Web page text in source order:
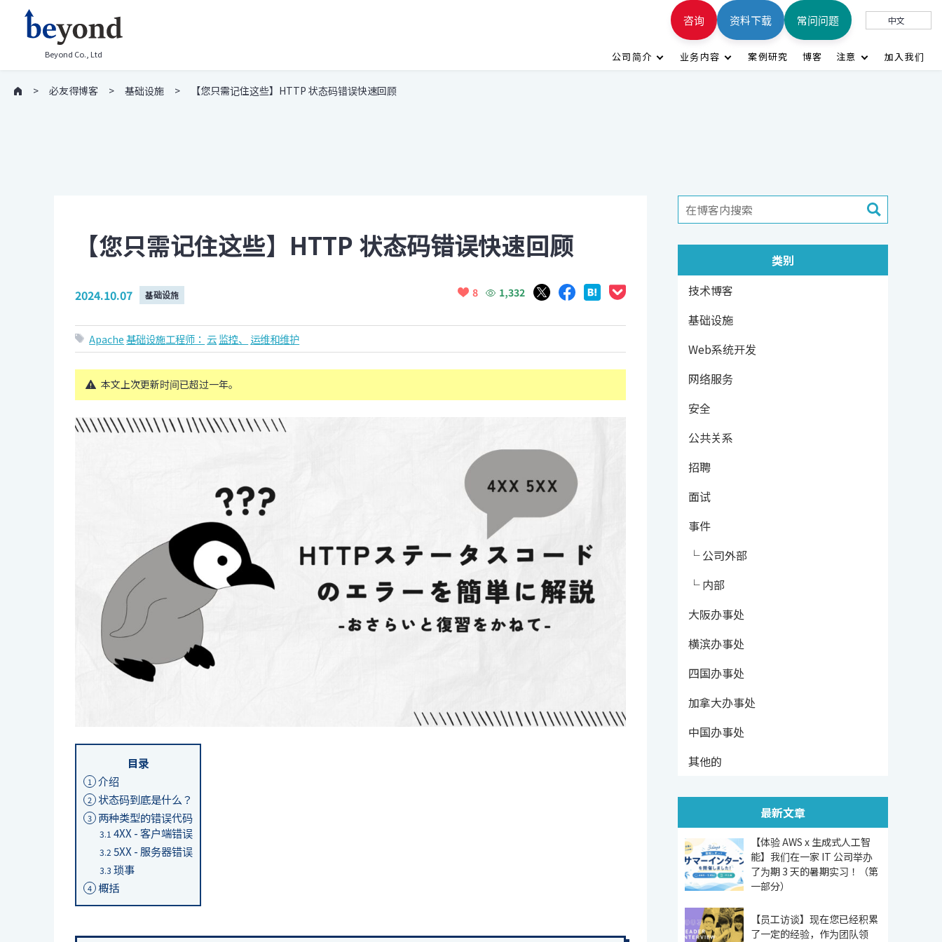
Beyond Co., Ltd 公司简介 业务内容 案例研究 博客 注意 加入我们
咨询 资料下载 常问问题 中文
必友得博客 基础设施 【您只需记住这些】HTTP 状态码错误快速回顾
【您只需记住这些】HTTP 状态码错误快速回顾
2024.10.07 基础设施 8 1,332
Apache基础设施工程师： 云监控、 运维和维护
本文上次更新时间已超过一年。
目录
1 介绍
2 状态码到底是什么？
3 两种类型的错误代码
3.1 4XX - 客户端错误
3.2 5XX - 服务器错误
3.3 琐事
4 概括
类别
技术博客
基础设施
Web系统开发
网络服务
安全
公共关系
招聘
面试
事件
└ 公司外部
└ 内部
大阪办事处
横滨办事处
四国办事处
加拿大办事处
中国办事处
其他的
最新文章
【体验 AWS x 生成式人工智
能】我们在一家 IT 公司举办
了为期 3 天的暑期实习！（第
一部分）
【员工访谈】现在您已经积累
了一定的经验，作为团队领